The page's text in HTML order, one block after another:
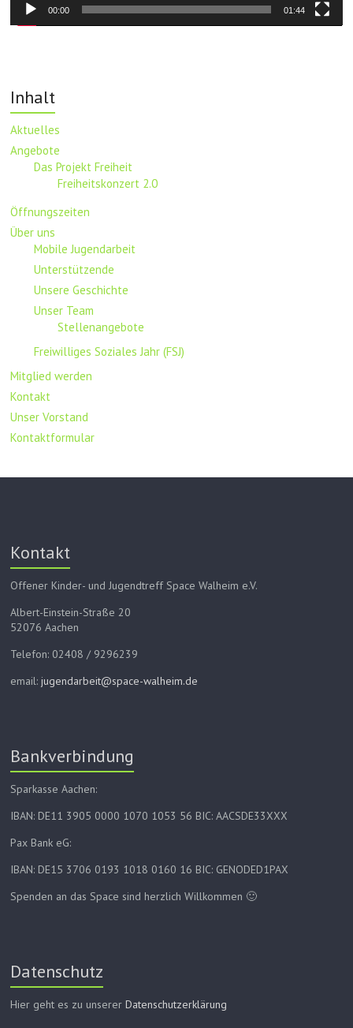
00:00 01:44
Inhalt
Aktuelles
Angebote
Das Projekt Freiheit
Freiheitskonzert 2.0
Öffnungszeiten
Über uns
Mobile Jugendarbeit
Unterstützende
Unsere Geschichte
Unser Team
Stellenangebote
Freiwilliges Soziales Jahr (FSJ)
Mitglied werden
Kontakt
Unser Vorstand
Kontaktformular
Kontakt
Offener Kinder- und Jugendtreff Space Walheim e.V.
Albert-Einstein-Straße 20
52076 Aachen
Telefon: 02408 / 9296239
email:jugendarbeit@space-walheim.de
Bankverbindung
Sparkasse Aachen:
IBAN: DE11 3905 0000 1070 1053 56 BIC: AACSDE33XXX
Pax Bank eG:
IBAN: DE15 3706 0193 1018 0160 16 BIC: GENODED1PAX
Spenden an das Space sind herzlich Willkommen 🙂
Datenschutz
Hier geht es zu unsererDatenschutzerklärung